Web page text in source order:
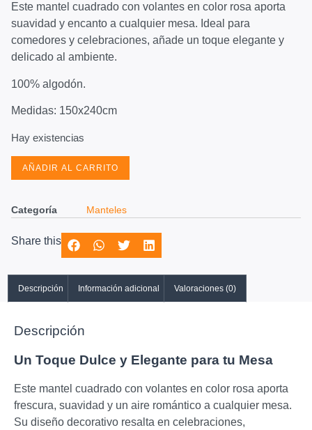
Este mantel cuadrado con volantes en color rosa aporta
suavidad y encanto a cualquier mesa. Ideal para
comedores y celebraciones, añade un toque elegante y
delicado al ambiente.
100% algodón.
Medidas: 150x240cm
Hay existencias
AÑADIR AL CARRITO
Categoría Manteles
Share this
Descripción Información adicional Valoraciones (0)
Descripción
Un Toque Dulce y Elegante para tu Mesa
Este mantel cuadrado con volantes en color rosa aporta
frescura, suavidad y un aire romántico a cualquier mesa.
Su diseño decorativo resalta en celebraciones,